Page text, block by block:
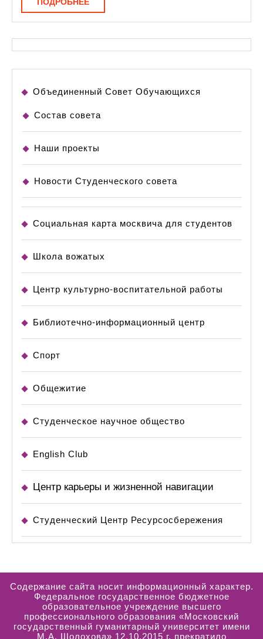
ПОДРОБНЕЕ
Объединенный Совет Обучающихся
Состав совета
Наши проекты
Новости Студенческого совета
Социальная карта москвича для студентов
Школа вожатых
Центр культурно-воспитательной работы
Библиотечно-информационный центр
Спорт
Общежитие
Студенческое научное общество
English Club
Центр карьеры и жизненной навигации
Студенческий Центр Ресурсосбережения
Содержание сайта носит информационный характер.
Федеральное государственное бюджетное
образовательное учреждение высшего
профессионального образования «Московский
государственный гуманитарный университет имени
М.А. Шолохова» 12.10.2015 г. прекратило